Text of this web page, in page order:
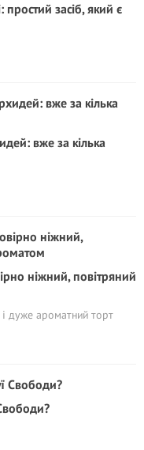
засіб, який є
вже за кілька
ніжний, повітряний
і дуже ароматний торт